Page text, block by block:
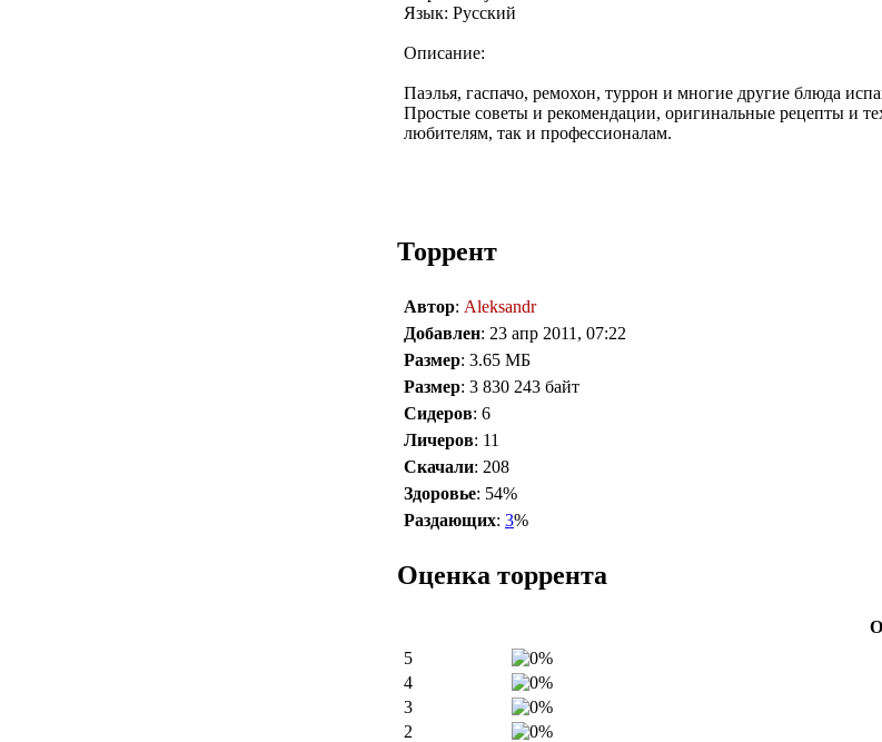
Язык: Русский
Описание:
Паэлья, гаспачо, ремохон, туррон и многие другие блюда
Простые советы и рекомендации, оригинальные рецепты и
любителям, так и профессионалам.
Торрент
Автор: Aleksandr
Добавлен: 23 апр 2011, 07:22
Размер: 3.65 МБ
Размер: 3 830 243 байт
Сидеров: 6
Личеров: 11
Скачали: 208
Здоровье: 54%
Раздающих: 3%
Оценка торрента
5
4
3
2